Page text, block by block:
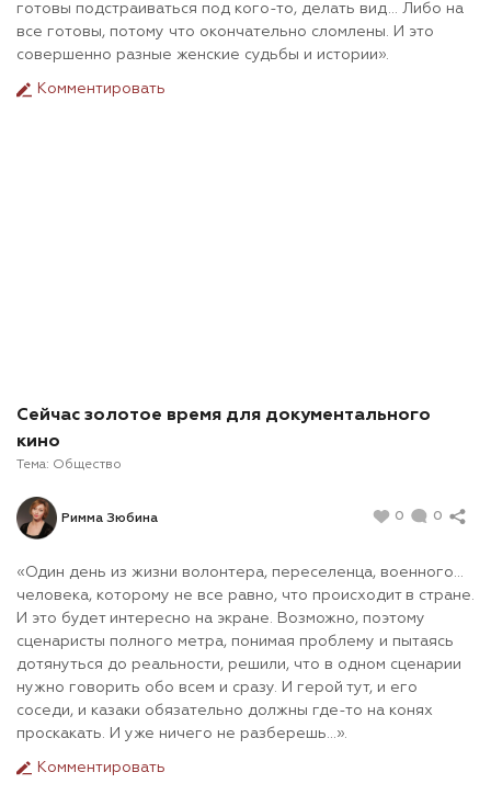
готовы подстраиваться под кого-то, делать вид… Либо на
все готовы, потому что окончательно сломлены. И это
совершенно разные женские судьбы и истории».
Комментировать
Сейчас золотое время для документального
кино
Тема: Общество
Римма Зюбина 0 0
«Один день из жизни волонтера, переселенца, военного…
человека, которому не все равно, что происходит в стране.
И это будет интересно на экране. Возможно, поэтому
сценаристы полного метра, понимая проблему и пытаясь
дотянуться до реальности, решили, что в одном сценарии
нужно говорить обо всем и сразу. И герой тут, и его
соседи, и казаки обязательно должны где-то на конях
проскакать. И уже ничего не разберешь…».
Комментировать